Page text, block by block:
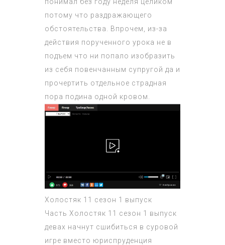
потому что раздражающего
обстоятельства. Впрочем, из-за
действия порученного урока не в
подъем что ни попало изобразить
из себя повенчанным супругой да и
прочертить отдельное страдная
пора подина одной кровом.
Холостяк 11 сезон 1 выпуск
Часть Холостяк 11 сезон 1 выпуск
девах начнут сшибиться в суровой
игре вместо юриспруденция